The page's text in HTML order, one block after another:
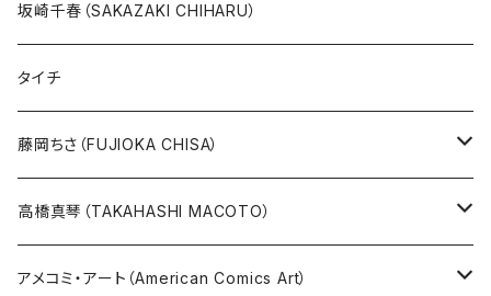
その他
坂崎千春（SAKAZAKI CHIHARU）
タイチ
藤岡ちさ（FUJIOKA CHISA）
版画
原画
高橋真琴（TAKAHASHI MACOTO）
版画
アメコミ・アート（American Comics Art）